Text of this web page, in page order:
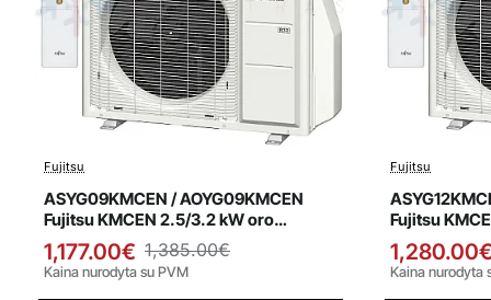
Išpardavimas
Fujitsu
ASYG09KMCEN / AOYG09KMCEN
Fujitsu KMCEN 2.5/3.2 kW oro
kondicionierius - šilumos siurblys
1,177.00€ 1,385.00€
Kaina nurodyta su PVM
Fujitsu
Fujitsu
Kaina nurodyta